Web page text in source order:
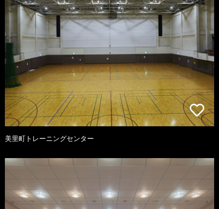
美里町トレーニングセンター